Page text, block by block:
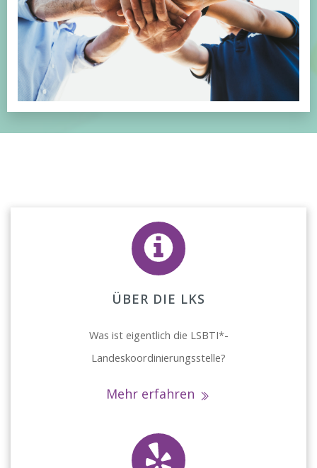
ÜBER DIE LKS
Was ist eigentlich die LSBTI*-
Landeskoordinierungsstelle?
Mehr erfahren